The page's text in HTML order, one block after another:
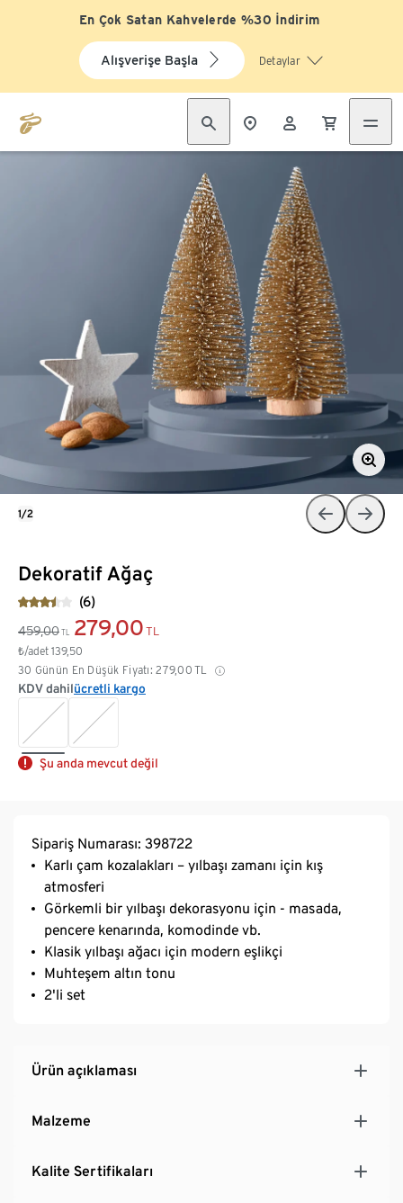
En Çok Satan Kahvelerde %30 İndirim
Alışverişe Başla Detaylar
Dekoratif Ağaç
(6)
459,00 TL 279,00 TL
₺/adet 139,50
30 Günün En Düşük Fiyatı: 279,00 TL
KDV dahilücretli kargo
Şu anda mevcut değil
1/2
Sipariş Numarası: 398722
Karlı çam kozalakları – yılbaşı zamanı için kış
atmosferi
Görkemli bir yılbaşı dekorasyonu için - masada,
pencere kenarında, komodinde vb.
Klasik yılbaşı ağacı için modern eşlikçi
Muhteşem altın tonu
2'li set
Ürün açıklaması
Malzeme
Kalite Sertifikaları